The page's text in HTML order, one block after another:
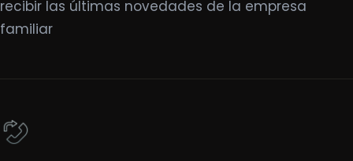
recibir las últimas novedades de la empresa
familiar